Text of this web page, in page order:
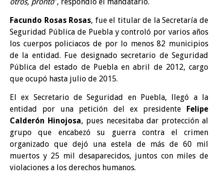
Facundo Rosas Rosas, fue el titular de la Secretaría de
Seguridad Pública de Puebla y controló por varios años
los cuerpos policiacos de por lo menos 82 municipios
de la entidad. Fue designado secretario de Seguridad
Pública del estado de Puebla en abril de 2012, cargo
que ocupó hasta julio de 2015.
El ex Secretario de Seguridad en Puebla, llegó a la
entidad por una petición del ex presidente Felipe
Calderón Hinojosa, pues necesitaba dar protección al
grupo que encabezó su guerra contra el crimen
organizado que dejó una estela de más de 60 mil
muertos y 25 mil desaparecidos, juntos con miles de
violaciones a los derechos humanos.